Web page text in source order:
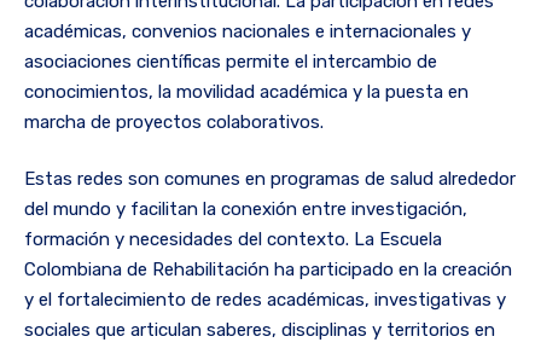
académicas, convenios nacionales e internacionales y
asociaciones científicas permite el intercambio de
conocimientos, la movilidad académica y la puesta en
marcha de proyectos colaborativos.
Estas redes son comunes en programas de salud alrededor
del mundo y facilitan la conexión entre investigación,
formación y necesidades del contexto. La Escuela
Colombiana de Rehabilitación ha participado en la creación
y el fortalecimiento de redes académicas, investigativas y
sociales que articulan saberes, disciplinas y territorios en